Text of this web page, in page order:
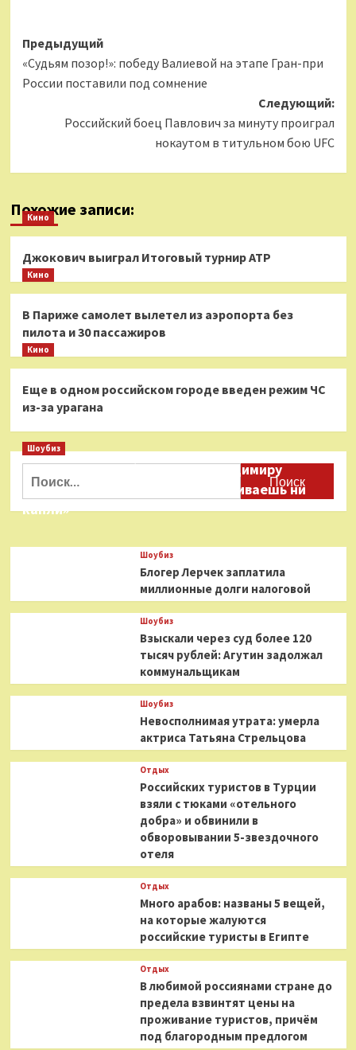
Навигация
записи
Предыдущий
«Судьям позор!»: победу Валиевой на этапе Гран-при
России поставили под сомнение
Следующий:
Российский боец Павлович за минуту проиграл
нокаутом в титульном бою UFC
Похожие записи:
Кино
Джокович выиграл Итоговый турнир ATP
Кино
В Париже самолет вылетел из аэропорта без
пилота и 30 пассажиров
Кино
Еще в одном российском городе введен режим ЧС
из-за урагана
Шоубиз
Даня Милохин обратился к Владимиру
Соловьеву: «Ты меня не расстраиваешь ни
капли»
Шоубиз
Блогер Лерчек заплатила
миллионные долги налоговой
Шоубиз
Взыскали через суд более 120
тысяч рублей: Агутин задолжал
коммунальщикам
Шоубиз
Невосполнимая утрата: умерла
актриса Татьяна Стрельцова
Отдых
Российских туристов в Турции
взяли с тюками «отельного
добра» и обвинили в
обворовывании 5-звездочного
отеля
Отдых
Много арабов: названы 5 вещей,
на которые жалуются
российские туристы в Египте
Отдых
В любимой россиянами стране до
предела взвинтят цены на
проживание туристов, причём
под благородным предлогом